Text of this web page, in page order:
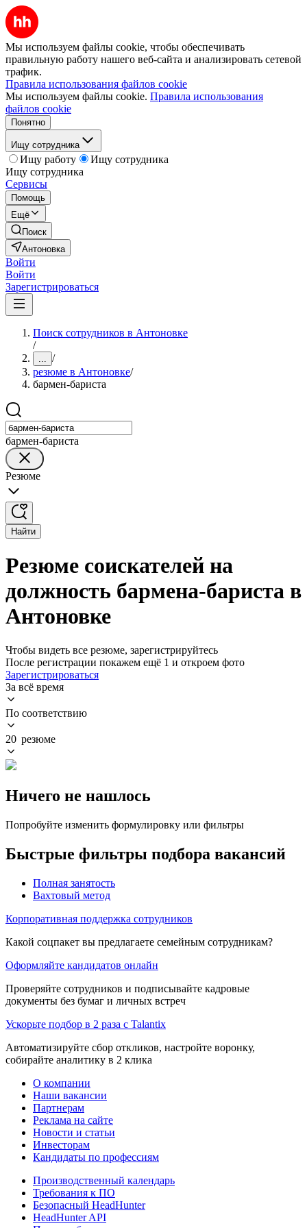
Мы используем файлы cookie, чтобы обеспечивать
правильную работу нашего веб-сайта и анализировать сетевой
трафик.
Правила использования файлов cookie
Мы используем файлы cookie. Правила использования
файлов cookie
Понятно
Ищу сотрудника
Ищу работу
Ищу сотрудника
Ищу сотрудника
Сервисы
Помощь
Ещё
Поиск
Антоновка
Войти
Войти
Зарегистрироваться
Поиск сотрудников в Антоновке
/
... /
резюме в Антоновке/
бармен-бариста
бармен-бариста
Резюме
Найти
Резюме соискателей на
должность бармена-бариста в
Антоновке
Чтобы видеть все резюме, зарегистрируйтесь
После регистрации покажем ещё 1 и откроем фото
Зарегистрироваться
За всё время
По соответствию
20 резюме
Ничего не нашлось
Попробуйте изменить формулировку или фильтры
Быстрые фильтры подбора вакансий
Полная занятость
Вахтовый метод
Корпоративная поддержка сотрудников
Какой соцпакет вы предлагаете семейным сотрудникам?
Оформляйте кандидатов онлайн
Проверяйте сотрудников и подписывайте кадровые
документы без бумаг и личных встреч
Ускорьте подбор в 2 раза с Talantix
Автоматизируйте сбор откликов, настройте воронку,
собирайте аналитику в 2 клика
О компании
Наши вакансии
Партнерам
Реклама на сайте
Новости и статьи
Инвесторам
Кандидаты по профессиям
Производственный календарь
Требования к ПО
Безопасный HeadHunter
HeadHunter API